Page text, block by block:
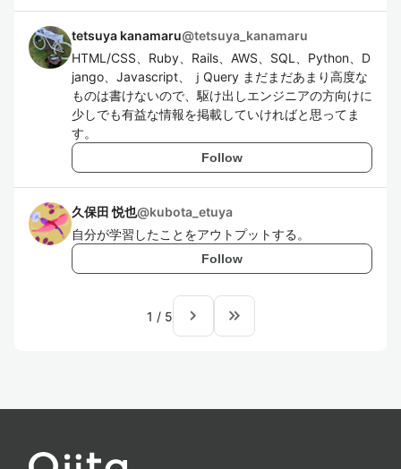
tetsuya kanamaru@tetsuya_kanamaru
HTML/CSS、Ruby、Rails、AWS、SQL、Python、D
jango、Javascript、ｊQuery まだまだあまり高度な
ものは書けないので、駆け出しエンジニアの方向けに
少しでも有益な情報を掲載していければと思ってま
す。
Follow
久保田 悦也@kubota_etuya
自分が学習したことをアウトプットする。
Follow
1 / 5 navigate_next keyboard_double_arrow_right